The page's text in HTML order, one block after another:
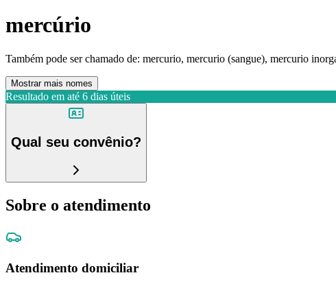
mercúrio
Também pode ser chamado de: mercurio, mercurio (sangue), mercurio
Mostrar mais nomes
Resultado em até 6 dias úteis
Qual seu convênio?
Sobre o atendimento
Atendimento domiciliar